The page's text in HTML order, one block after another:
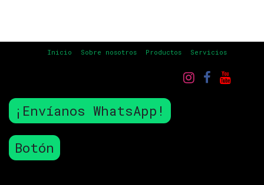
Inicio Sobre nosotros Productos Servicios
¡Envíanos WhatsApp!
Botón